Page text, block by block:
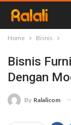
Home Bisnis
Bisnis
Dengan
By Ralalicom